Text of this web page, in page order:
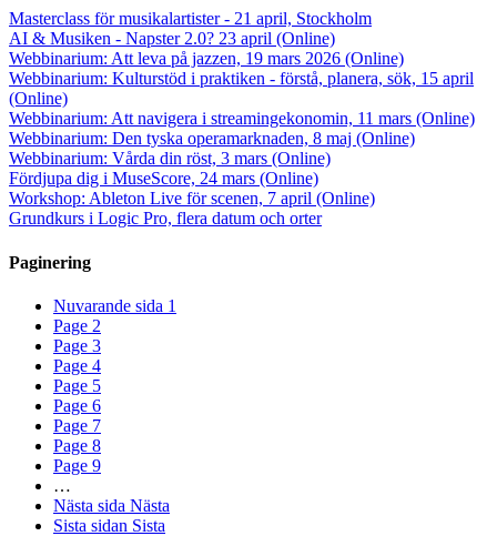
Masterclass för musikalartister - 21 april, Stockholm
AI & Musiken - Napster 2.0? 23 april (Online)
Webbinarium: Att leva på jazzen, 19 mars 2026 (Online)
Webbinarium: Kulturstöd i praktiken - förstå, planera, sök, 15 april
(Online)
Webbinarium: Att navigera i streamingekonomin, 11 mars (Online)
Webbinarium: Den tyska operamarknaden, 8 maj (Online)
Webbinarium: Vårda din röst, 3 mars (Online)
Fördjupa dig i MuseScore, 24 mars (Online)
Workshop: Ableton Live för scenen, 7 april (Online)
Grundkurs i Logic Pro, flera datum och orter
Paginering
Nuvarande sida 1
Page 2
Page 3
Page 4
Page 5
Page 6
Page 7
Page 8
Page 9
…
Nästa sida Nästa
Sista sidan Sista